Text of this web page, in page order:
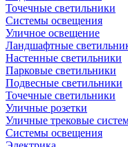
Точечные светильники
Системы освещения
Уличное освещение
Ландшафтные
Настенные светильники
Парковые светильники
Подвесные светильники
Точечные светильники
Уличные розетки
Уличные трековые
Системы освещения